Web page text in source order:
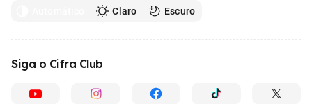
Claro Escuro
Siga o Cifra Club